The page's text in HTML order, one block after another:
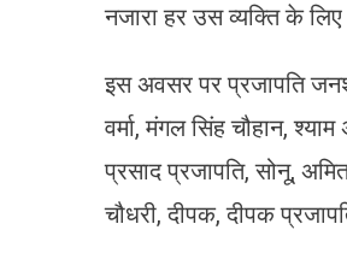
नजारा हर उस व्यक्ति के
इस अवसर पर प्रजापति
वर्मा, मंगल सिंह चौहान,
प्रसाद प्रजापति, सोनू,
चौधरी, दीपक, दीपक